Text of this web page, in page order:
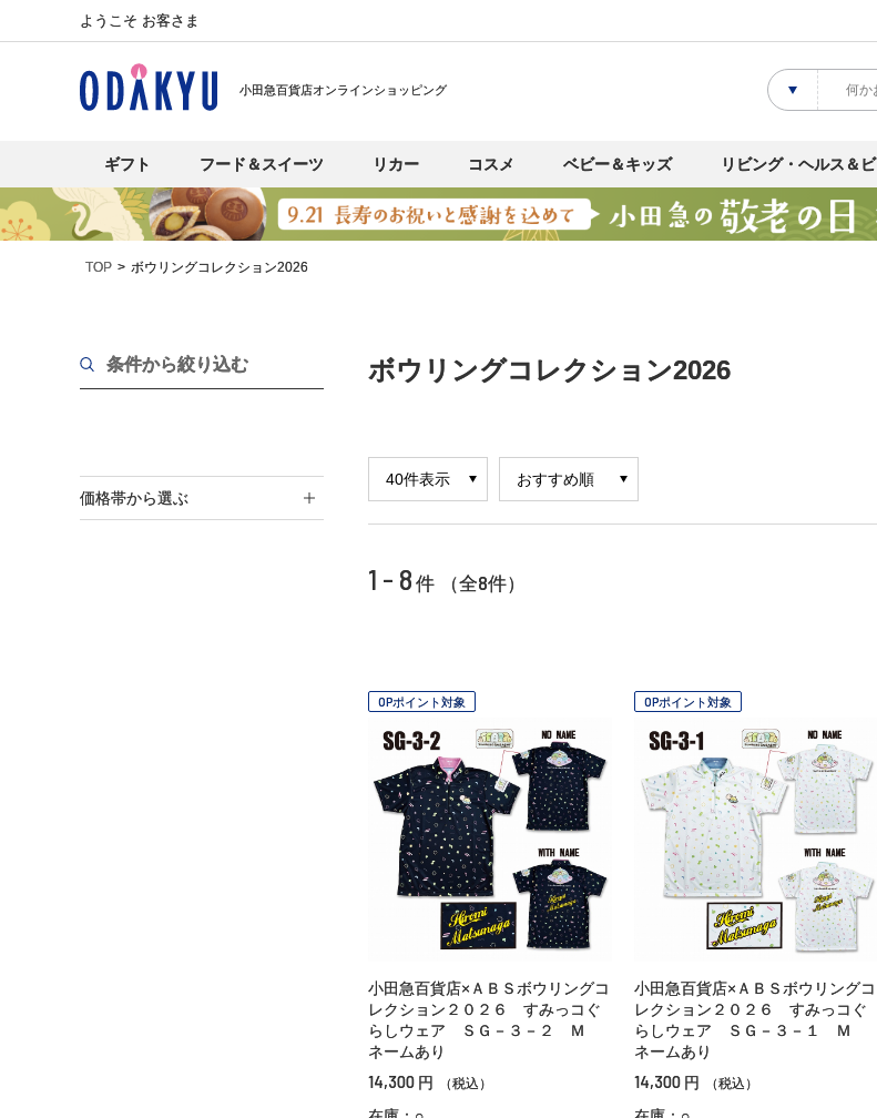
ようこそ お客さま
小田急百貨店オンラインショッピング
ギフト フード＆スイーツ リカー コスメ ベビー＆キッズ リビング・ヘルス＆
TOP ボウリングコレクション2026
条件から絞り込む
価格帯から選ぶ
ボウリングコレクション2026
1 - 8 件 （全8件）
OPポイント対象
小田急百貨店×ＡＢＳボウリングコ
レクション２０２６ すみっコぐ
らしウェア ＳＧ－３－２ Ｍ
ネームあり
14,300 円 （税込）
OPポイント対象
小田急百貨店×ＡＢＳボウリングコ
レクション２０２６ すみっコぐ
らしウェア ＳＧ－３－１ Ｍ
ネームあり
14,300 円 （税込）